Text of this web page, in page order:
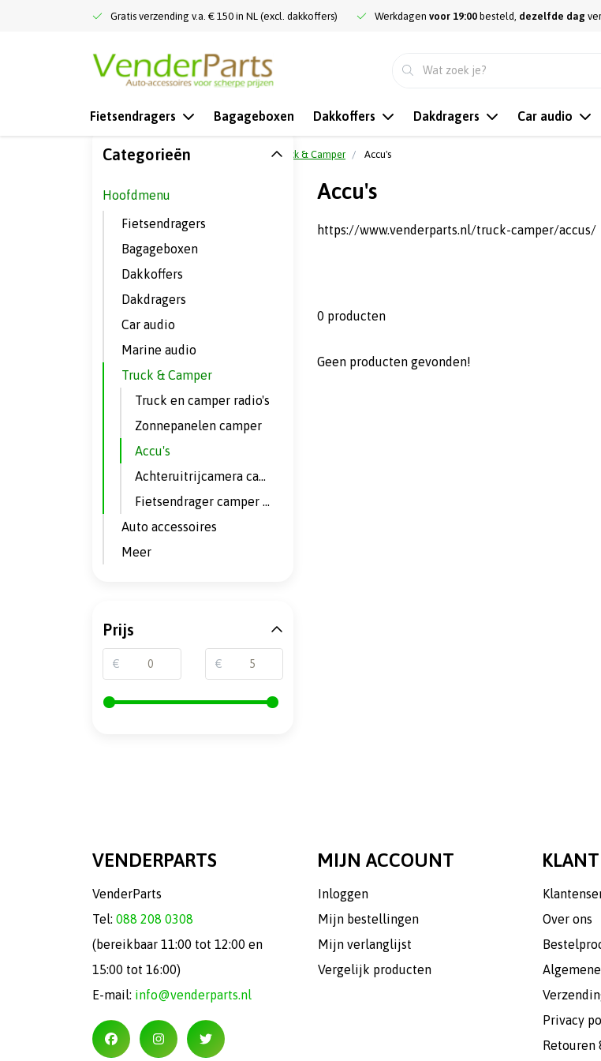
Gratis verzending v.a. € 150 in NL (excl. dakkoffers) Werkdagen voor 19:00 besteld, dezelfde dag
Fietsendragers Bagageboxen Dakkoffers Dakdragers Car audio
Terug naar home Truck & Camper Accu's
Accu's
https://www.venderparts.nl/truck-camper/accus/
0 producten
Geen producten gevonden!
Categorieën
Hoofdmenu
Fietsendragers
Bagageboxen
Dakkoffers
Dakdragers
Car audio
Marine audio
Truck & Camper
Truck en camper radio's
Zonnepanelen camper
Accu's
Achteruitrijcamera camper
Fietsendrager camper / busje
Auto accessoires
Meer
Prijs
€ €
VENDERPARTS
VenderParts
Tel: 088 208 0308
(bereikbaar 11:00 tot 12:00 en
15:00 tot 16:00)
E-mail: info@venderparts.nl
MIJN ACCOUNT
Inloggen
Mijn bestellingen
Mijn verlanglijst
Vergelijk producten
Over ons
Privacy
Retouren